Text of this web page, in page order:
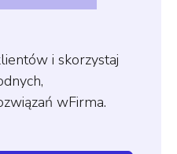
i skorzystaj
wFirma.